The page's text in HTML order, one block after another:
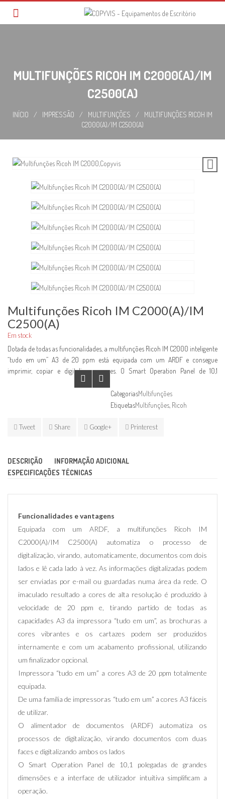
MULTIFUNÇÕES RICOH IM C2000(A)/IM
C2500(A)
INÍCIO / IMPRESSÃO / MULTIFUNÇÕES /
MULTIFUNÇÕES RICOH IM
C2000(A)/IM C2500(A)
Multifunções Ricoh IM C2000(A)/IM
C2500(A)
Em stock
Dotada de todas as funcionalidades, a multifunções Ricoh IM C2000 inteligente
“tudo em um” A3 de 20 ppm está equipada com um ARDF e consegue
imprimir, copiar e digitalizar a cores. O Smart Operation Panel de 10,1
polegadas de grandes dimensões dispõe de uma interface tátil intuitiva que
simplifica a operação. Para poupar tempo, acende quando uma pessoa se
aproxima, permitindo aos utilizadores pré-selecionarem aplicações e
Current Technology™ da Ricoh, é fácil de fazer o download de novas
CategoriasMultifunções
EtiquetasMultifunções Ricoh
Tweet Share Google+ Printerest
DESCRIÇÃO
INFORMAÇÃO ADICIONAL
ESPECIFICAÇÕES TÉCNICAS
Funcionalidades e vantagens
Equipada com um ARDF, a multifunções Ricoh IM
C2000(A)/IM C2500(A) automatiza o processo de
digitalização, virando, automaticamente, documentos com dois
lados e lê cada lado à vez. As informações digitalizadas podem
ser enviadas por e-mail ou guardadas numa área da rede. O
imaculado resultado a cores de alta resolução é produzido à
velocidade de 20 ppm e, tirando partido de todas as
capacidades A3 da impressora “tudo em um”, as brochuras a
cores vibrantes e os cartazes podem ser produzidos
internamente e com um acabamento profissional, utilizando
um finalizador opcional.
Impressora “tudo em um” a cores A3 de 20 ppm totalmente
equipada.
De uma família de impressoras “tudo em um” a cores A3 fáceis
de utilizar.
O alimentador de documentos (ARDF) automatiza os
processos de digitalização, virando documentos com duas
faces e digitalizando ambos os lados
O Smart Operation Panel de 10,1 polegadas de grandes
dimensões e a interface de utilizador intuitiva simplificam a
operação.